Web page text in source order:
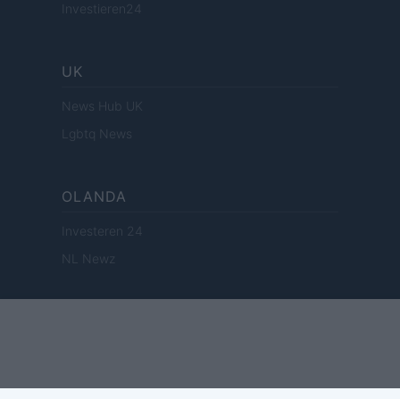
Investieren24
UK
News Hub UK
Lgbtq News
OLANDA
Investeren 24
NL Newz